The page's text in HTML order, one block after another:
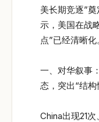
美长期竞逐”
示，美国在战
点”已经清晰化
一、对华叙事
态，突出“结构
China出现21